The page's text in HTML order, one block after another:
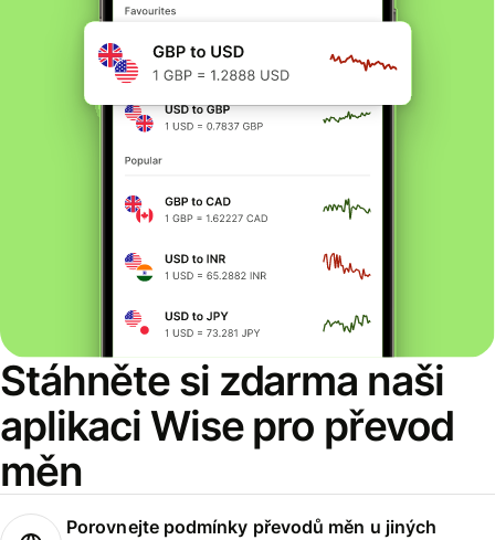
Stáhněte si zdarma naši
aplikaci Wise pro převod
měn
Porovnejte podmínky převodů měn u jiných